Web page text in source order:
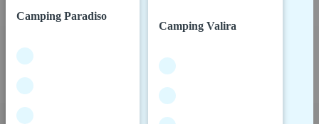
Camping Paradiso
Camping Valira